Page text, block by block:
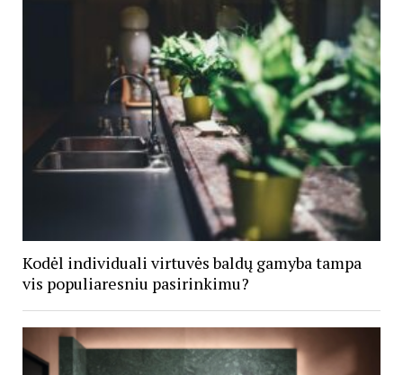
Kodėl individuali virtuvės baldų gamyba tampa
vis populiaresniu pasirinkimu?